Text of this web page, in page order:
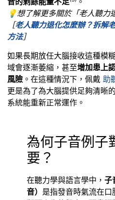
💡想了解更多關於「老人聽
［老人聽力退化怎麼辦？拆解
方法］
如果長期放任大腦接收這種模
域會逐漸萎縮，甚至增加患上
風險 。在這種情況下，佩戴 助
更是為了為大腦提供足夠清晰
系統能重新正常運作。
為何子音例子
要？
在聽力學與語言學中， 子
音） 是指發音時氣流在